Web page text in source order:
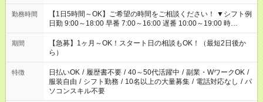
勤務時間
【1日5時間～OK】ご希望の時間をご相談ください！ ▼シフト例
日勤 9:00～18:00 早番 7:00～16:00 遅番 10:00～19:00 時
短 10:00～15:00 上記はあくまで一例です。 「夕方までには帰宅
しておきたい」 「朝はゆっくりのスタートがいい」 「お昼の時
間を有効に使いたい」 など、ご希望があれば教えてください
ね。
期間
【急募】1ヶ月～OK！スタート日の相談もOK！（最短2日後か
ら）
特徴 日払いOK / 履歴書不要 / 40～50代活躍中 / 副業・WワークOK /
服装自由 / シフト勤務 / 10名以上の大量募集 / 電話対応なし / パ
ソコンスキル不要